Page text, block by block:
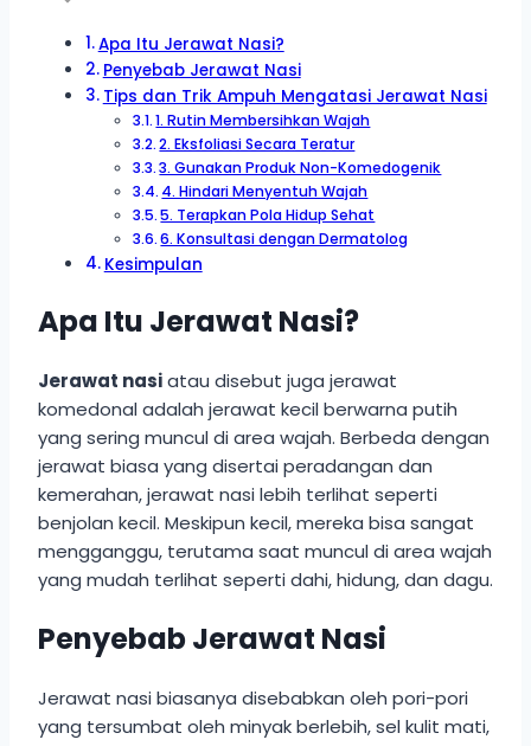
Apa Itu Jerawat Nasi?
Penyebab Jerawat Nasi
Tips dan Trik Ampuh Mengatasi Jerawat Nasi
1. Rutin Membersihkan Wajah
2. Eksfoliasi Secara Teratur
3. Gunakan Produk Non-Komedogenik
4. Hindari Menyentuh Wajah
5. Terapkan Pola Hidup Sehat
6. Konsultasi dengan Dermatolog
Kesimpulan
Apa Itu Jerawat Nasi?
Jerawat nasiatau disebut juga jerawat
komedonal adalah jerawat kecil berwarna putih
yang sering muncul di area wajah. Berbeda dengan
jerawat biasa yang disertai peradangan dan
kemerahan, jerawat nasi lebih terlihat seperti
benjolan kecil. Meskipun kecil, mereka bisa sangat
mengganggu, terutama saat muncul di area wajah
yang mudah terlihat seperti dahi, hidung, dan dagu.
Penyebab Jerawat Nasi
Jerawat nasi biasanya disebabkan oleh pori-pori
yang tersumbat oleh minyak berlebih, sel kulit mati,